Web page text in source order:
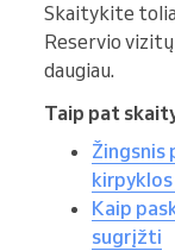
Skaitykite
Reservio
daugiau.
Taip pat
Žingsnis
Kaip
sugrįžti